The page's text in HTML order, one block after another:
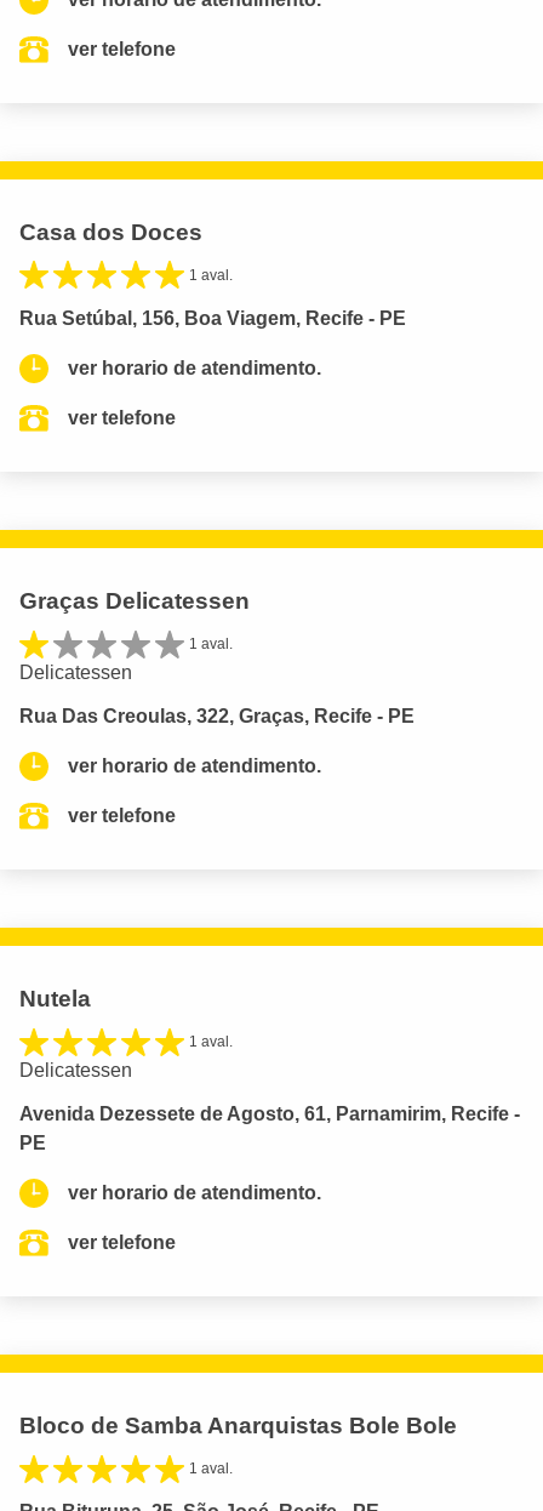
ver telefone
Casa dos Doces
1 aval.
Rua Setúbal, 156, Boa Viagem, Recife - PE
ver horario de atendimento.
ver telefone
Graças Delicatessen
1 aval.
Delicatessen
Rua Das Creoulas, 322, Graças, Recife - PE
ver horario de atendimento.
ver telefone
Nutela
1 aval.
Delicatessen
Avenida Dezessete de Agosto, 61, Parnamirim, Recife -
PE
ver horario de atendimento.
ver telefone
Bloco de Samba Anarquistas Bole Bole
1 aval.